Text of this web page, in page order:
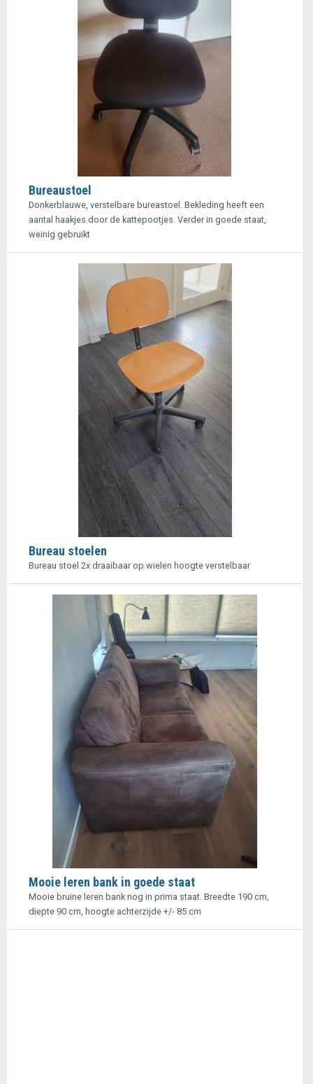
Bureaustoel
Donkerblauwe, verstelbare bureastoel. Bekleding heeft een
aantal haakjes door de kattepootjes. Verder in goede staat,
weinig gebruikt
Bureau stoelen
Bureau stoel 2x draaibaar op wielen hoogte verstelbaar
Mooie leren bank in goede staat
Mooie bruine leren bank nog in prima staat. Breedte 190 cm,
diepte 90 cm, hoogte achterzijde +/- 85 cm